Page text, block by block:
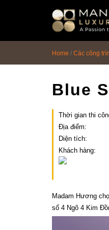
Home / Các công
Blue
Thời gian thi
Địa điểm:
Diện tích:
Khách hàng:
Madam Hương
số 4 Ngõ 4 Kim